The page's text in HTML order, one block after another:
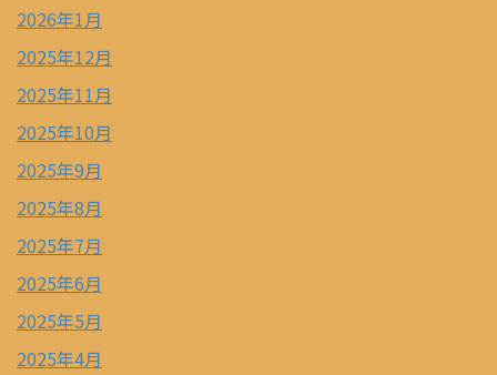
2026年1月
2025年12月
2025年11月
2025年10月
2025年9月
2025年8月
2025年7月
2025年6月
2025年5月
2025年4月